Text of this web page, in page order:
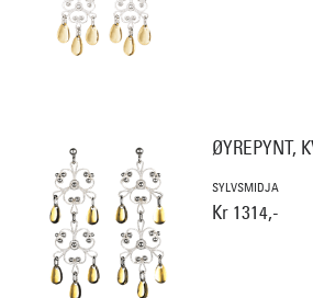
ØYREPYNT,
SYLVSMIDJA
Kr 1314,-